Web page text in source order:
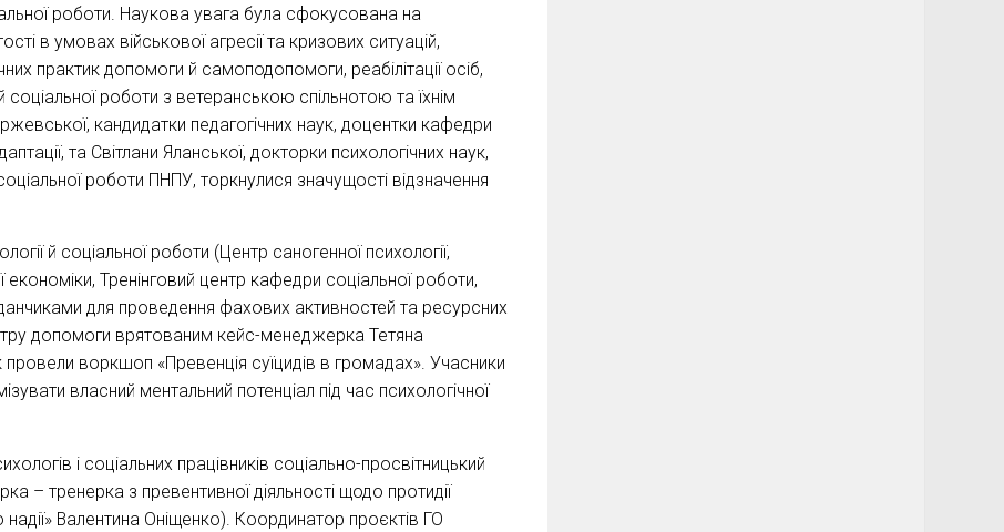
роботи. Наукова увага була сфокусована на
в умовах військової агресії та кризових ситуацій,
практик допомоги й самоподопомоги, реабілітації осіб,
соціальної роботи з ветеранською спільнотою та їхнім
кандидатки педагогічних наук, доцентки кафедри
та Світлани Яланської, докторки психологічних наук,
роботи ПНПУ, торкнулися значущості відзначення
й соціальної роботи (Центр саногенної психології,
Тренінговий центр кафедри соціальної роботи,
для проведення фахових активностей та ресурсних
допомоги врятованим кейс-менеджерка Тетяна
воркшоп «Превенція суїцидів в громадах». Учасники
власний ментальний потенціал під час психологічної
і соціальних працівників соціально-просвітницький
– тренерка з превентивної діяльності щодо протидії
надії» Валентина Оніщенко). Координатор проєктів ГО